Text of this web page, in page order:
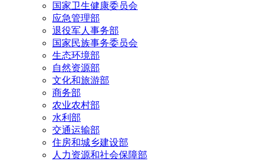
国家卫生健康委员会
应急管理部
退役军人事务部
国家民族事务委员会
生态环境部
自然资源部
文化和旅游部
商务部
农业农村部
水利部
交通运输部
住房和城乡建设部
人力资源和社会保障部